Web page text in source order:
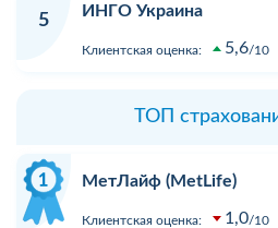
5
ИНГО Украина
Клиентская оценка: 5,6 10
ТОП
МетЛайф (MetLife)
Клиентская оценка: 1,0 10